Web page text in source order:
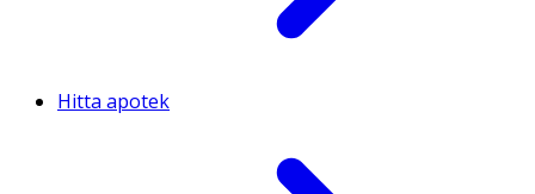
Hitta apotek